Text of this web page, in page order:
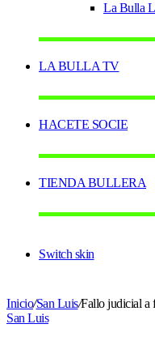
La Bulla
LA BULLA TV
HACETE SOCIE
TIENDA BULLERA
Switch skin
Inicio/San Luis/Fallo judicial a
San Luis